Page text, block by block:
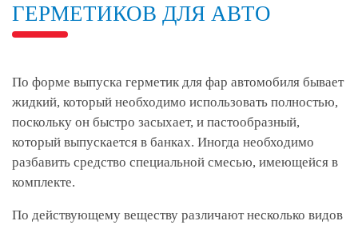
ГЕРМЕТИКОВ ДЛЯ АВТО
По форме выпуска герметик для фар автомобиля бывает
жидкий, который необходимо использовать полностью,
поскольку он быстро засыхает, и пастообразный,
который выпускается в банках. Иногда необходимо
разбавить средство специальной смесью, имеющейся в
комплекте.
По действующему веществу различают несколько видов